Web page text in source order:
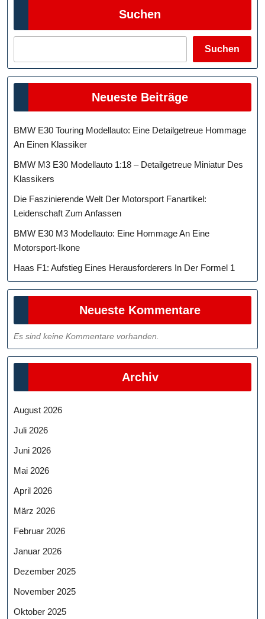
Suchen
Suchen
Neueste Beiträge
BMW E30 Touring Modellauto: Eine Detailgetreue Hommage
An Einen Klassiker
BMW M3 E30 Modellauto 1:18 – Detailgetreue Miniatur Des
Klassikers
Die Faszinierende Welt Der Motorsport Fanartikel:
Leidenschaft Zum Anfassen
BMW E30 M3 Modellauto: Eine Hommage An Eine
Motorsport-Ikone
Haas F1: Aufstieg Eines Herausforderers In Der Formel 1
Neueste Kommentare
Es sind keine Kommentare vorhanden.
Archiv
August 2026
Juli 2026
Juni 2026
Mai 2026
April 2026
März 2026
Februar 2026
Januar 2026
Dezember 2025
November 2025
Oktober 2025